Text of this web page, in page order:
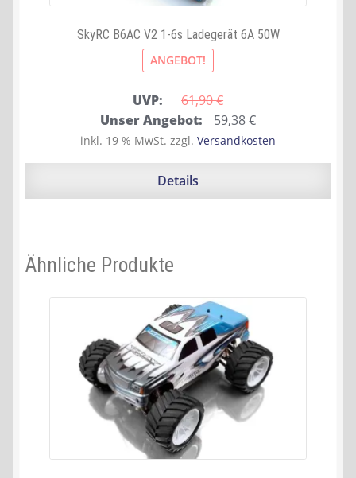
SkyRC B6AC V2 1-6s Ladegerät 6A 50W
ANGEBOT!
UVP: 61,90 €
Ursprünglicher
Preis
war:
Unser Angebot: 59,38€Aktueller
Preis
ist:
inkl. 19 % MwSt. zzgl. Versandkosten
Details
Ähnliche Produkte